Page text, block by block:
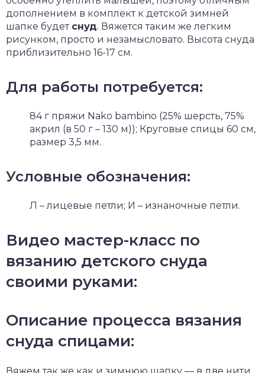
дополнением в комплект к детской зимней
шапке будет снуд. Вяжется таким же легким
рисунком, просто и незамысловато. Высота снуда
приблизительно 16-17 см.
Для работы потребуется:
84 г пряжи Nako bambino (25% шерсть, 75%
акрил (в 50 г – 130 м)); Круговые спицы 60 см,
размер 3,5 мм.
Условные обозначения:
Л – лицевые петли; И – изнаночные петли.
Видео мастер-класс по
вязанию детского снуда
своими руками:
Описание процесса вязания
снуда спицами: